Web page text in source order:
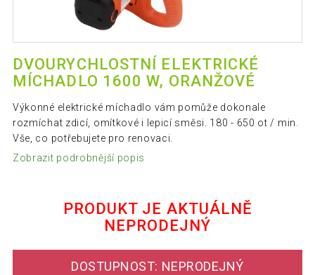
DVOURYCHLOSTNÍ ELEKTRICKÉ
MÍCHADLO 1600 W, ORANŽOVÉ
Výkonné elektrické míchadlo vám pomůže dokonale
rozmíchat zdicí, omítkové i lepicí směsi. 180 - 650 ot / min.
Vše, co potřebujete pro renovaci.
Zobrazit podrobnější popis
PRODUKT JE AKTUÁLNĚ
NEPRODEJNÝ
DOSTUPNOST: NEPRODEJNÝ